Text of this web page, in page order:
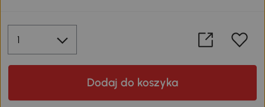
Dodaj do koszyka